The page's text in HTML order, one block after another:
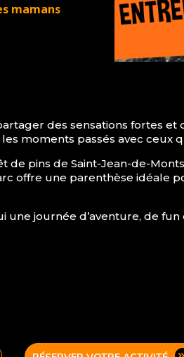
mamans
des sensations fortes
moments passés avec ceux
pins de Saint-Jean-de-
offre une parenthèse idéale
journée d’aventure, de